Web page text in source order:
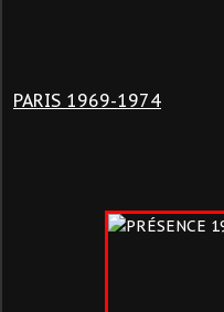
PARIS 1969-1974